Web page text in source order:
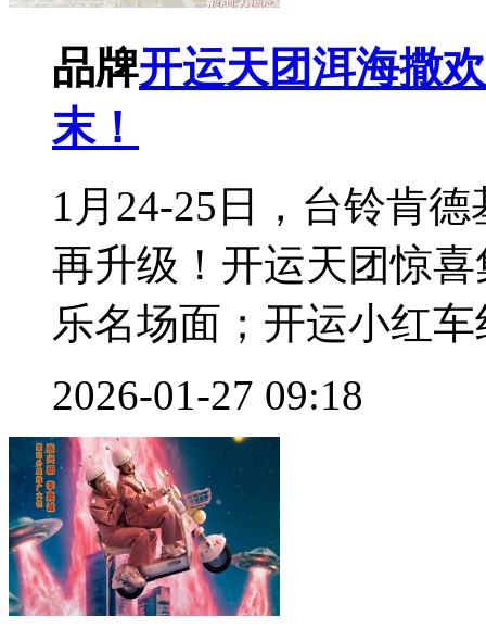
品牌开运天团洱海撒
末！
1月24-25日，台铃肯
再升级！开运天团惊
乐名场面；开运小红
2026-01-27 09:18